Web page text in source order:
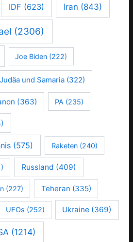
IDF (623) Iran (843)
(2306)
Joe Biden (222)
Judäa und Samaria (322)
(363) PA (235)
(575) Raketen(240)
Russland (409)
(227) Teheran (335)
UFOs (252) Ukraine (369)
(1214)